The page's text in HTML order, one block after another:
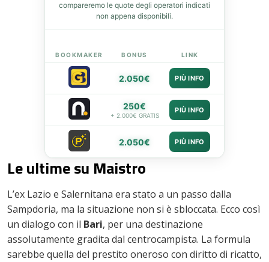
compareremo le quote degli operatori indicati
non appena disponibili.
BOOKMAKER BONUS LINK
2.050€ PIÙ INFO
250€
+ 2.000€ GRATIS
PIÙ INFO
2.050€ PIÙ INFO
Le ultime su Maistro
L’ex Lazio e Salernitana era stato a un passo dalla
Sampdoria, ma la situazione non si è sbloccata. Ecco così
un dialogo con il Bari, per una destinazione
assolutamente gradita dal centrocampista. La formula
sarebbe quella del prestito oneroso con diritto di ricatto,